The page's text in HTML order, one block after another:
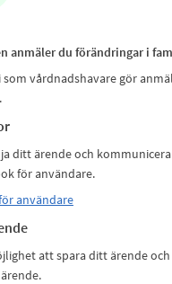
anmäler du förändringar i
som vårdnadshavare gör
ditt ärende och
för användare.
användare
att spara ditt ärende